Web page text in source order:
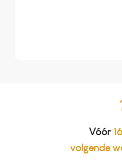
Vóór
volgende